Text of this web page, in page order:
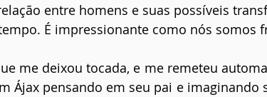
entre homens e suas possíveis
É impressionante como nós somos
me deixou tocada, e me remeteu
Ájax pensando em seu pai e imaginando